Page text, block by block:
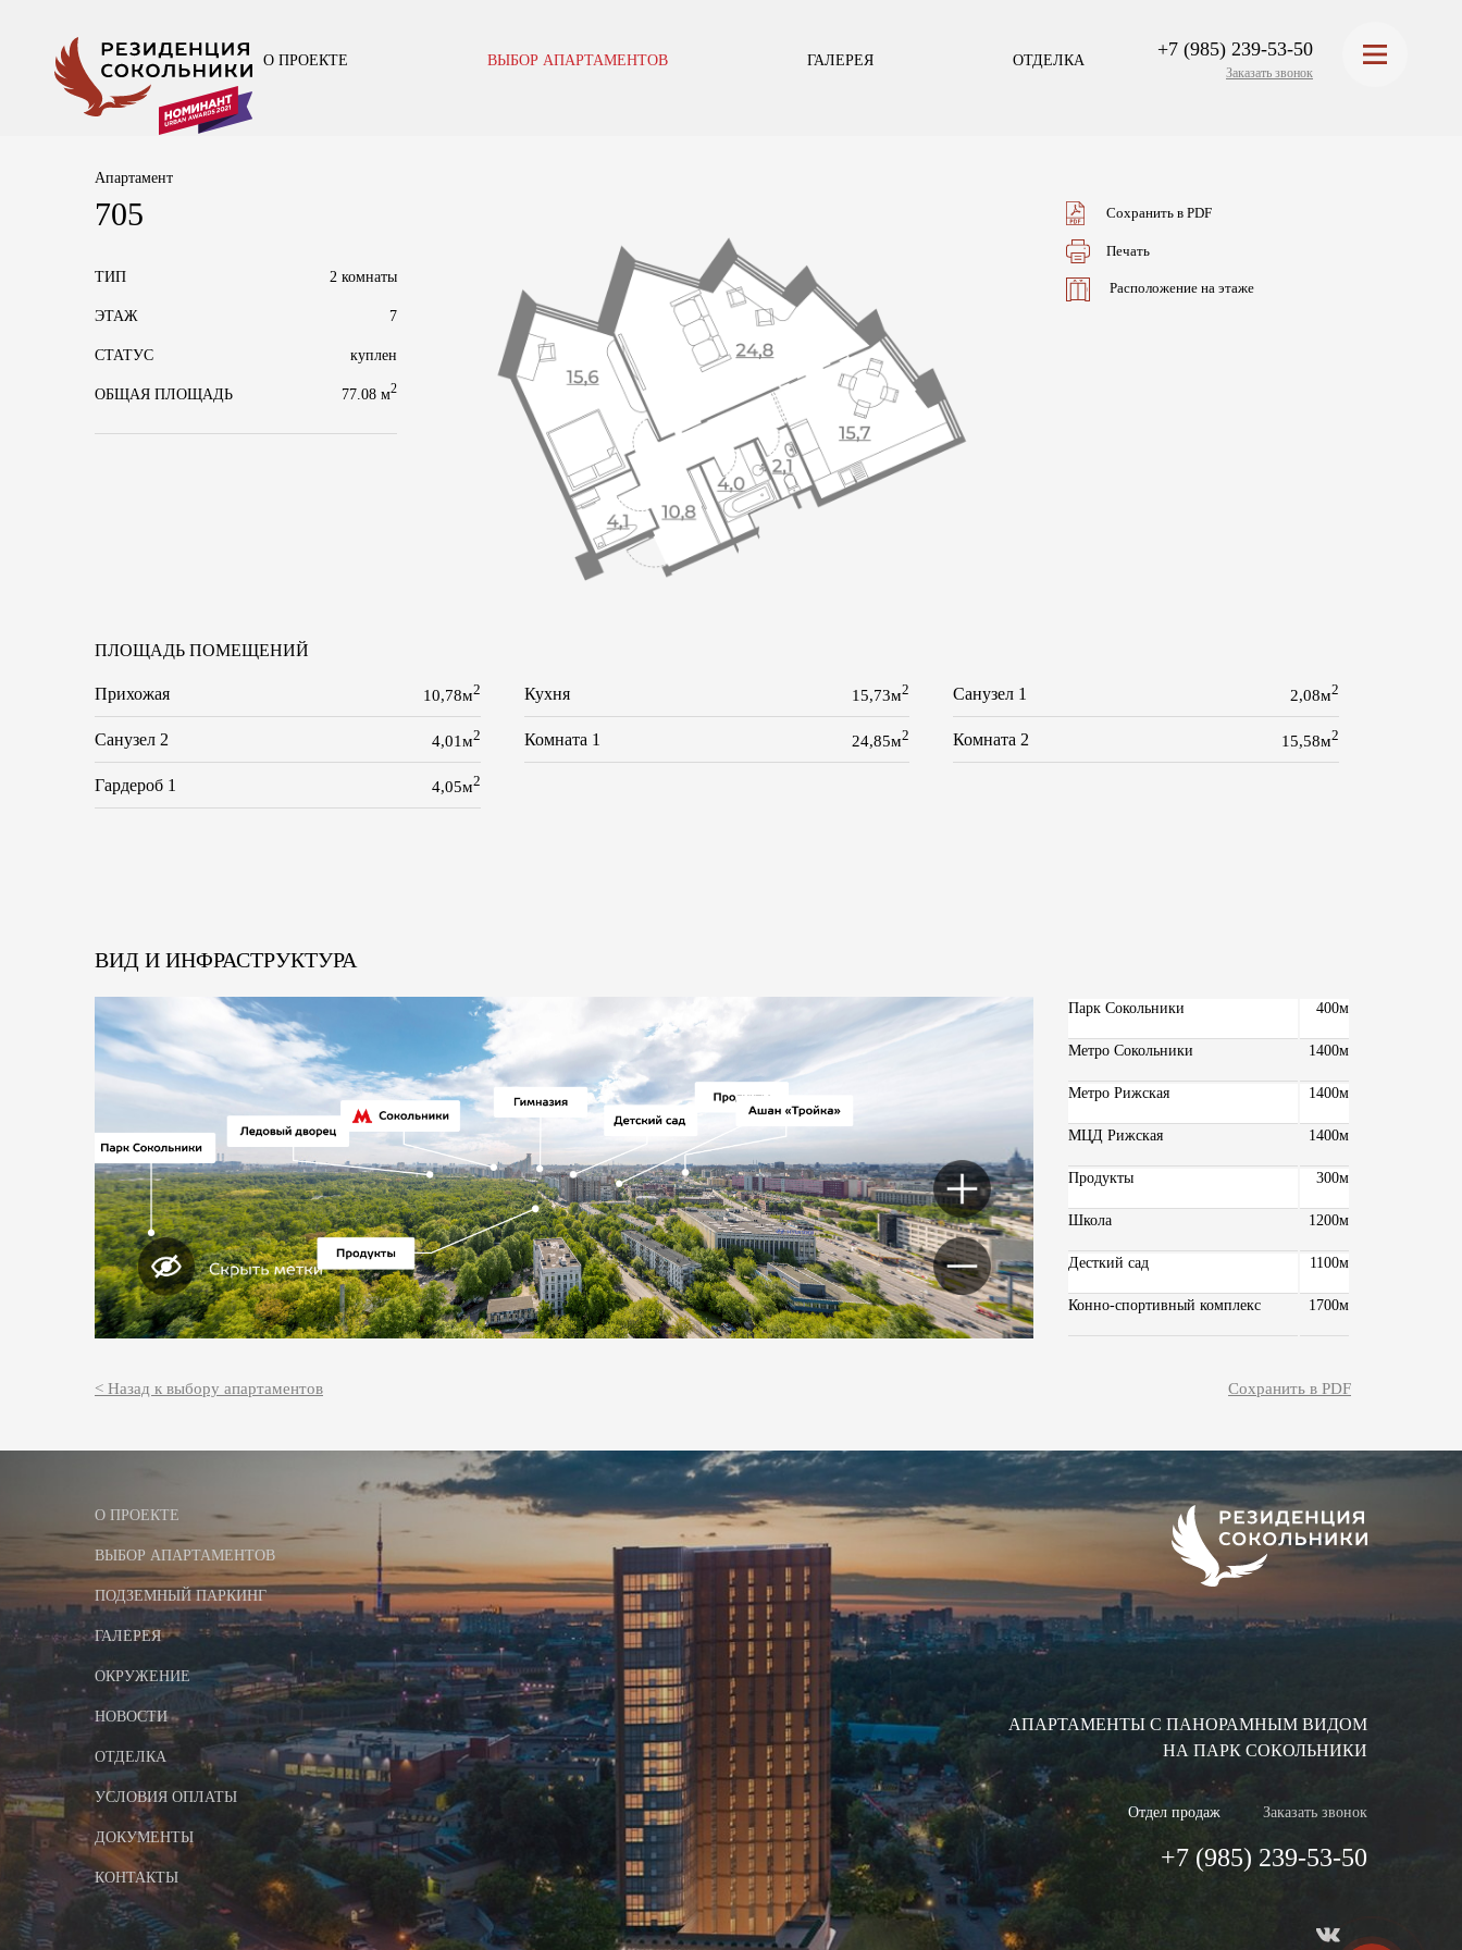
О ПРОЕКТЕ ВЫБОР АПАРТАМЕНТОВ ГАЛЕРЕЯ ОТДЕЛКА
+7 (985) 239-53-50
Заказать звонок
Апартамент
705
ТИП 2 комнаты
ЭТАЖ 7
СТАТУС куплен
ОБЩАЯ ПЛОЩАДЬ 77.08 м2
Сохранить в PDF
Печать
Расположение на этаже
ПЛОЩАДЬ ПОМЕЩЕНИЙ
Прихожая 10,78м2 Кухня 15,73м2 Санузел 1 2,08м2
Санузел 2 4,01м2 Комната 1 24,85м2 Комната 2 15,58м2
Гардероб 1 4,05м2
ВИД И ИНФРАСТРУКТУРА
Парк Сокольники 400м
Метро Сокольники 1400м
Метро Рижская 1400м
МЦД Рижская 1400м
Продукты 300м
Школа 1200м
Десткий сад 1100м
Конно-спортивный комплекс 1700м
< Назад к выбору апартаментов Сохранить в PDF
О ПРОЕКТЕ
ВЫБОР АПАРТАМЕНТОВ
ПОДЗЕМНЫЙ ПАРКИНГ
ГАЛЕРЕЯ
ОКРУЖЕНИЕ
НОВОСТИ
ОТДЕЛКА
УСЛОВИЯ ОПЛАТЫ
ДОКУМЕНТЫ
КОНТАКТЫ
АПАРТАМЕНТЫ С ПАНОРАМНЫМ ВИДОМ
НА ПАРК СОКОЛЬНИКИ
Отдел продаж Заказать звонок
+7 (985) 239-53-50